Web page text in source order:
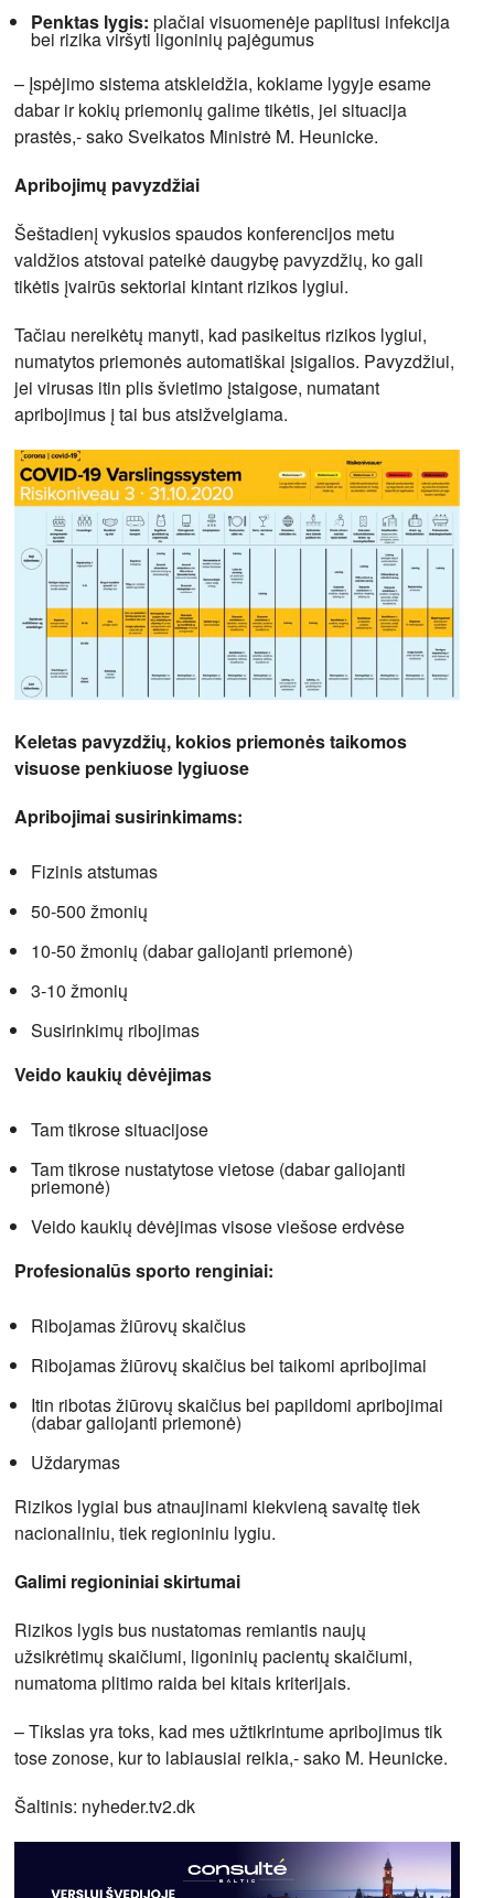
Penktas lygis: plačiai visuomenėje paplitusi infekcija
bei rizika viršyti ligoninių pajėgumus
– Įspėjimo sistema atskleidžia, kokiame lygyje esame
dabar ir kokių priemonių galime tikėtis, jei situacija
prastės,- sako Sveikatos Ministrė M. Heunicke.
Apribojimų pavyzdžiai
Šeštadienį vykusios spaudos konferencijos metu
valdžios atstovai pateikė daugybę pavyzdžių, ko gali
tikėtis įvairūs sektoriai kintant rizikos lygiui.
Tačiau nereikėtų manyti, kad pasikeitus rizikos lygiui,
numatytos priemonės automatiškai įsigalios. Pavyzdžiui,
jei virusas itin plis švietimo įstaigose, numatant
apribojimus į tai bus atsižvelgiama.
Keletas pavyzdžių, kokios priemonės taikomos
visuose penkiuose lygiuose
Apribojimai susirinkimams:
Fizinis atstumas
50-500 žmonių
10-50 žmonių (dabar galiojanti priemonė)
3-10 žmonių
Susirinkimų ribojimas
Veido kaukių dėvėjimas
Tam tikrose situacijose
Tam tikrose nustatytose vietose (dabar galiojanti
priemonė)
Veido kaukių dėvėjimas visose viešose erdvėse
Profesionalūs sporto renginiai:
Ribojamas žiūrovų skaičius
Ribojamas žiūrovų skaičius bei taikomi apribojimai
Itin ribotas žiūrovų skaičius bei papildomi apribojimai
(dabar galiojanti priemonė)
Uždarymas
Rizikos lygiai bus atnaujinami kiekvieną savaitę tiek
nacionaliniu, tiek regioniniu lygiu.
Galimi regioniniai skirtumai
Rizikos lygis bus nustatomas remiantis naujų
užsikrėtimų skaičiumi, ligoninių pacientų skaičiumi,
numatoma plitimo raida bei kitais kriterijais.
– Tikslas yra toks, kad mes užtikrintume apribojimus tik
tose zonose, kur to labiausiai reikia,- sako M. Heunicke.
Šaltinis: nyheder.tv2.dk